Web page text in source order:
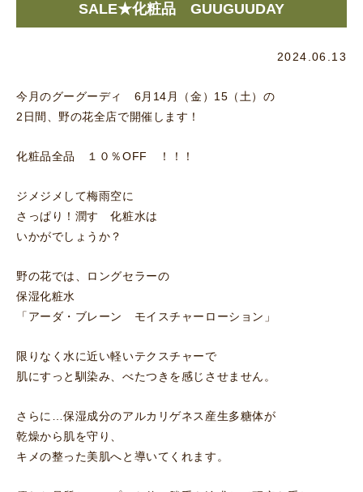
SALE★化粧品 GUUGUUDAY
2024.06.13
今月のグーグーディ 6月14月（金）15（土）の
2日間、野の花全店で開催します！
化粧品全品 １０％OFF ！！！
ジメジメして梅雨空に
さっぱり！潤す 化粧水は
いかがでしょうか？
野の花では、ロングセラーの
保湿化粧水
「アーダ・ブレーン モイスチャーローション」
限りなく水に近い軽いテクスチャーで
肌にすっと馴染み、べたつきを感じさせません。
さらに…保湿成分のアルカリゲネス産生多糖体が
乾燥から肌を守り、
キメの整った美肌へと導いてくれます。